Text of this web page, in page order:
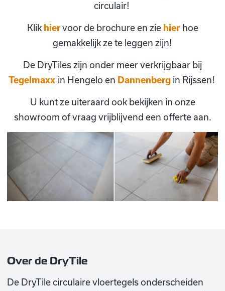
circulair!
Klik hiervoor de brochure en zie hier hoe
gemakkelijk ze te leggen zijn!
De DryTiles zijn onder meer verkrijgbaar bij
Tegelmaxx in Hengelo en Dannenbergin Rijssen!
U kunt ze uiteraard ook bekijken in onze
showroom of vraag vrijblijvend een offerte aan.
Over de DryTile
De DryTile circulaire vloertegels onderscheiden